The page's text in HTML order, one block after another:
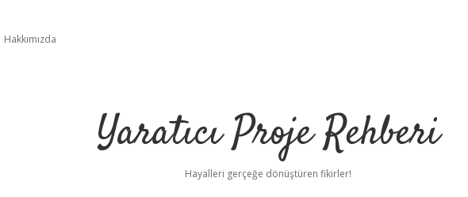
Hakkımızda
Yaratıcı Proje Rehberi
Hayalleri gerçeğe dönüştüren fikirler!